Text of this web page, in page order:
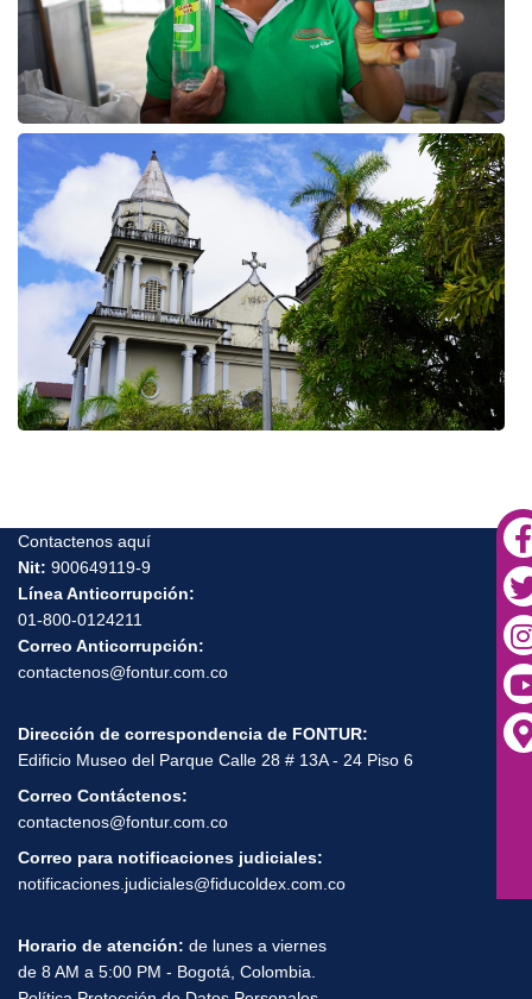
Contactenos aquí
Nit: 900649119-9
Línea Anticorrupción:
01-800-0124211
Correo Anticorrupción:
contactenos@fontur.com.co
Dirección de correspondencia de FONTUR:
Edificio Museo del Parque Calle 28 # 13A - 24 Piso 6
Correo Contáctenos:
contactenos@fontur.com.co
Correo para notificaciones judiciales:
notificaciones.judiciales@fiducoldex.com.co
Horario de atención: de lunes a viernes
de 8 AM a 5:00 PM - Bogotá, Colombia.